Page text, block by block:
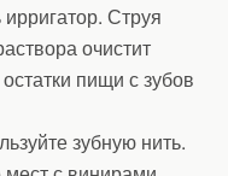
Струя
очистит
пищи с зубов
зубную нить.